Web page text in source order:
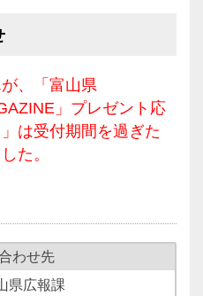
、「富山県
」プレゼント応
は受付期間を過ぎた
た。
わせ先
県広報課